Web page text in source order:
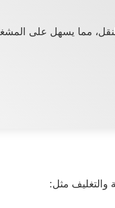
مما يسهل على
والتغليف مثل: